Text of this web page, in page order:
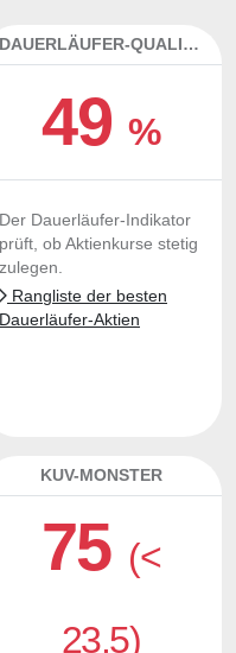
DAUERLÄUFER-QUALITÄTEN
49%
Der Dauerläufer-Indikator
prüft, ob Aktienkurse stetig
zulegen.
Rangliste der besten
Dauerläufer-Aktien
KUV-MONSTER
75 (<
23.5)